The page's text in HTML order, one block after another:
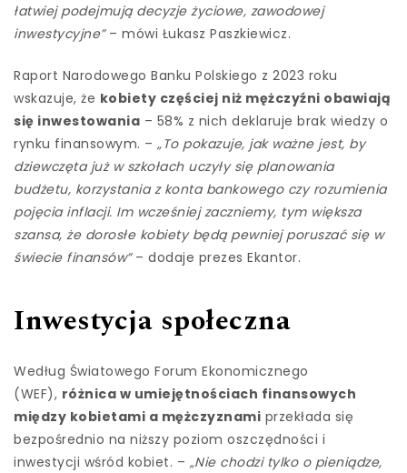
łatwiej podejmują decyzje życiowe, zawodowej
inwestycyjne” – mówi Łukasz Paszkiewicz.
Raport Narodowego Banku Polskiego z 2023 roku
wskazuje, że kobiety częściej niż mężczyźni obawiają
się inwestowania – 58% z nich deklaruje brak wiedzy o
rynku finansowym. – „To pokazuje, jak ważne jest, by
dziewczęta już w szkołach uczyły się planowania
budżetu, korzystania z konta bankowego czy rozumienia
pojęcia inflacji. Im wcześniej zaczniemy, tym większa
szansa, że dorosłe kobiety będą pewniej poruszać się w
świecie finansów” – dodaje prezes Ekantor.
Inwestycja społeczna
Według Światowego Forum Ekonomicznego
(WEF), różnica w umiejętnościach finansowych
między kobietami a mężczyznami przekłada się
bezpośrednio na niższy poziom oszczędności i
inwestycji wśród kobiet. – „Nie chodzi tylko o pieniądze,